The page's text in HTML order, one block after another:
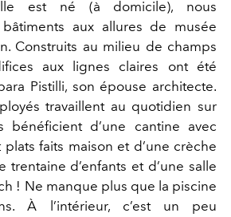
est né (à domicile), nous
aux allures de musée
Construits au milieu de champs
aux lignes claires ont été
Pistilli, son épouse architecte.
travaillent au quotidien sur
bénéficient d’une cantine avec
faits maison et d’une crèche
trentaine d’enfants et d’une salle
! Ne manque plus que la piscine
À l’intérieur, c’est un peu